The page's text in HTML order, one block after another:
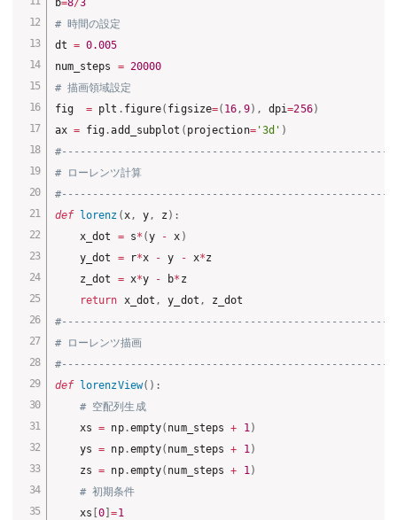
# 時間の設定
dt = 0.005
num_steps = 20000
# 描画領域設定
fig = plt . figure( figsize=( 16 , 9) , dpi=256)
ax = fig .add_subplot ( projection='3d' )
# ローレンツ計算
def lorenz ( x, y , z ) :
    x_dot
= s* (y - x )
    y_dot
= r*x - y - x*z
    z_dot
= x*y - b* z
return x_dot , y_dot ,
# ローレンツ描画
def lorenzView( ) :
# 空配列生成
    xs
= np.empty( num_steps + 1 )
    ys
= np.empty( num_steps + 1 )
    zs
= np.empty( num_steps + 1 )
# 初期条件
    xs
[0]=1